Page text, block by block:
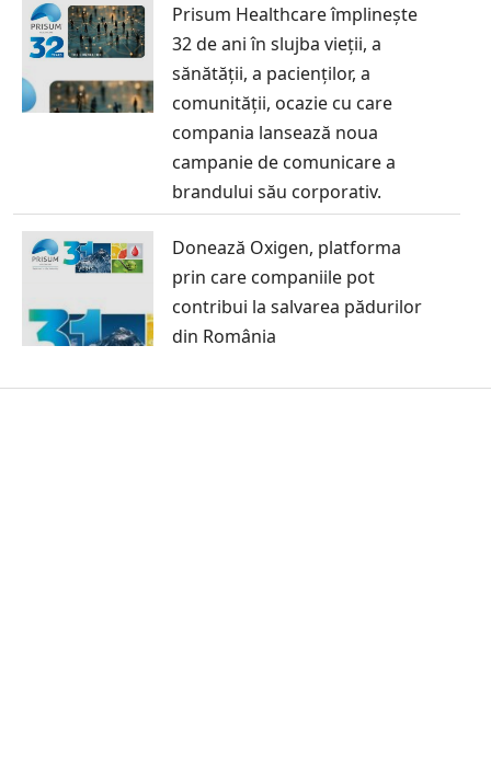
Prisum Healthcare împlinește
32 de ani în slujba vieții, a
sănătății, a pacienților, a
comunității, ocazie cu care
compania lansează noua
campanie de comunicare a
brandului său corporativ.
Donează Oxigen, platforma
prin care companiile pot
contribui la salvarea pădurilor
din România